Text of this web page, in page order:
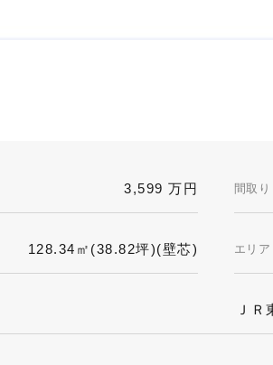
3,599 万円 間取り
128.34㎡(38.82坪)(壁芯) エリア
Ｊ